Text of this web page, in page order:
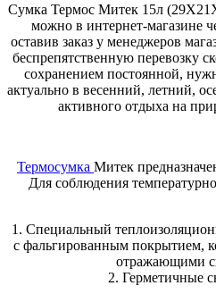
Сумка Термос Митек 15л
можно в интернет-магазине
оставив заказ у менеджеров
беспрепятственную перевозку
сохранением постоянной,
актуально в весенний, летний,
активного отдыха на
Термосумка Митек
Для соблюдения
1. Специальный
с фальгированным покрытием,
отражающими
2. Герметичные